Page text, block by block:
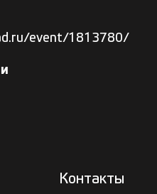
event/1813780/
Контакты